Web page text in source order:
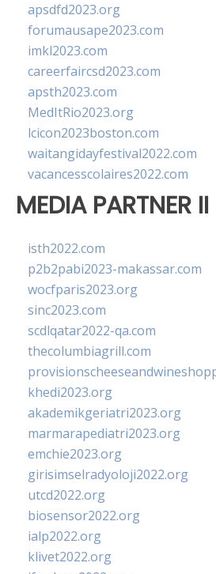
apsdfd2023.org
forumausape2023.com
imkl2023.com
careerfaircsd2023.com
apsth2023.com
MedItRio2023.org
lcicon2023boston.com
waitangidayfestival2022.com
vacancesscolaires2022.com
MEDIA PARTNER II
isth2022.com
p2b2pabi2023-makassar.com
wocfparis2023.org
sinc2023.com
scdlqatar2022-qa.com
thecolumbiagrill.com
khedi2023.org
akademikgeriatri2023.org
marmarapediatri2023.org
emchie2023.org
girisimselradyoloji2022.org
utcd2022.org
biosensor2022.org
ialp2022.org
klivet2022.org